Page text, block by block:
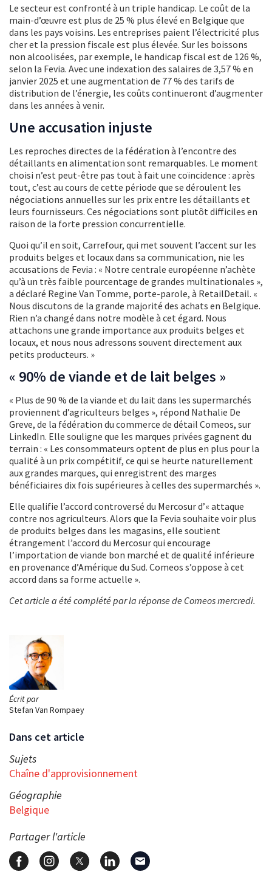
Écrit par
Stefan Van Rompaey
Dans cet article
Sujets
Chaîne d'approvisionnement
Géographie
Belgique
Partager l'article
Le secteur est confronté à un triple handicap. Le coût de la
main-d’œuvre est plus de 25 % plus élevé en Belgique que
dans les pays voisins. Les entreprises paient l’électricité plus
cher et la pression fiscale est plus élevée. Sur les boissons
non alcoolisées, par exemple, le handicap fiscal est de 126 %,
selon la Fevia. Avec une indexation des salaires de 3,57 % en
janvier 2025 et une augmentation de 77 % des tarifs de
distribution de l’énergie, les coûts continueront d’augmenter
dans les années à venir.
Une accusation injuste
Les reproches directes de la fédération à l’encontre des
détaillants en alimentation sont remarquables. Le moment
choisi n’est peut-être pas tout à fait une coïncidence : après
tout, c’est au cours de cette période que se déroulent les
négociations annuelles sur les prix entre les détaillants et
leurs fournisseurs. Ces négociations sont plutôt difficiles en
raison de la forte pression concurrentielle.
Quoi qu’il en soit, Carrefour, qui met souvent l’accent sur les
produits belges et locaux dans sa communication, nie les
accusations de Fevia : « Notre centrale européenne n’achète
qu’à un très faible pourcentage de grandes multinationales »,
a déclaré Regine Van Tomme, porte-parole, à RetailDetail. «
Nous discutons de la grande majorité des achats en Belgique.
Rien n’a changé dans notre modèle à cet égard. Nous
attachons une grande importance aux produits belges et
locaux, et nous nous adressons souvent directement aux
petits producteurs. »
« 90% de viande et de lait belges »
« Plus de 90 % de la viande et du lait dans les supermarchés
proviennent d’agriculteurs belges », répond Nathalie De
Greve, de la fédération du commerce de détail Comeos, sur
LinkedIn. Elle souligne que les marques privées gagnent du
terrain : « Les consommateurs optent de plus en plus pour la
qualité à un prix compétitif, ce qui se heurte naturellement
aux grandes marques, qui enregistrent des marges
bénéficiaires dix fois supérieures à celles des supermarchés ».
Elle qualifie l’accord controversé du Mercosur d’« attaque
contre nos agriculteurs. Alors que la Fevia souhaite voir plus
de produits belges dans les magasins, elle soutient
étrangement l’accord du Mercosur qui encourage
l’importation de viande bon marché et de qualité inférieure
en provenance d’Amérique du Sud. Comeos s’oppose à cet
accord dans sa forme actuelle ».
Cet article a été complété par la réponse de Comeos mercredi.